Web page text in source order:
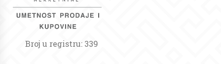
Broj u registru: 339